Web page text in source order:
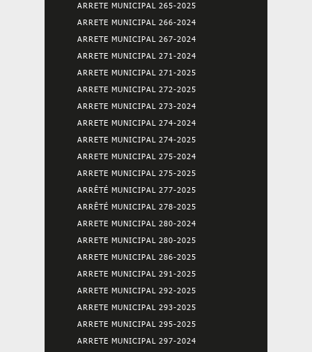
ARRETE MUNICIPAL 265-2025
ARRETE MUNICIPAL 266-2024
ARRETE MUNICIPAL 267-2024
ARRETE MUNICIPAL 271-2024
ARRETE MUNICIPAL 271-2025
ARRETE MUNICIPAL 272-2025
ARRETE MUNICIPAL 273-2024
ARRETE MUNICIPAL 274-2024
ARRETE MUNICIPAL 274-2025
ARRETE MUNICIPAL 275-2024
ARRETE MUNICIPAL 275-2025
ARRÊTÉ MUNICIPAL 277-2025
ARRÊTÉ MUNICIPAL 278-2025
ARRETE MUNICIPAL 280-2024
ARRETE MUNICIPAL 280-2025
ARRETE MUNICIPAL 286-2025
ARRETE MUNICIPAL 291-2025
ARRETE MUNICIPAL 292-2025
ARRETE MUNICIPAL 293-2025
ARRETE MUNICIPAL 295-2025
ARRETE MUNICIPAL 297-2024